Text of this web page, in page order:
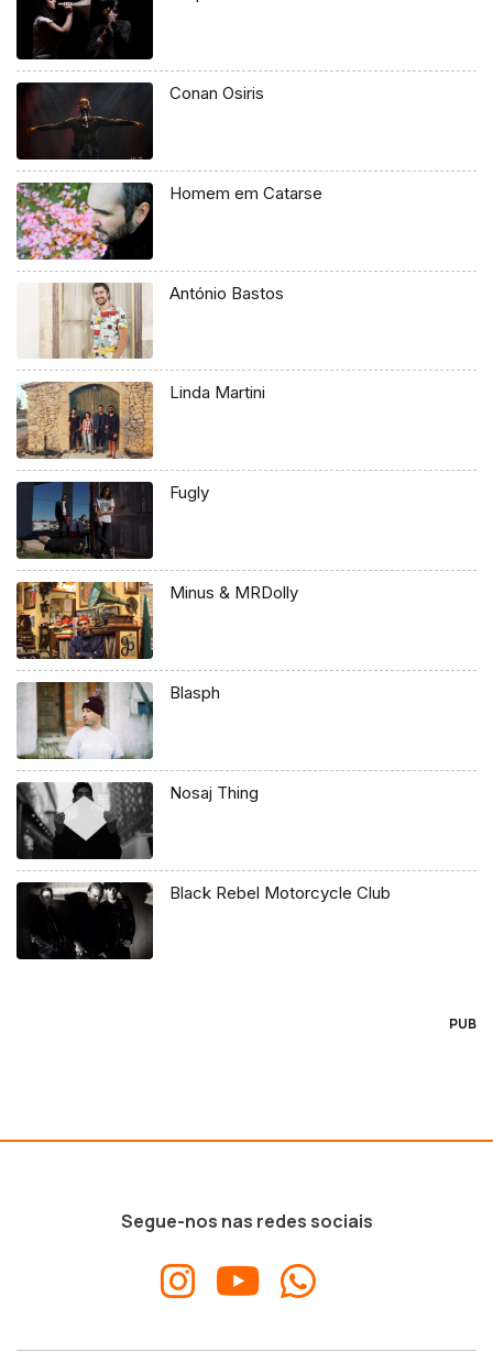
Conan Osiris
Homem em Catarse
António Bastos
Linda Martini
Fugly
Minus & MRDolly
Blasph
Nosaj Thing
Black Rebel Motorcycle Club
PUB
Segue-nos nas redes sociais